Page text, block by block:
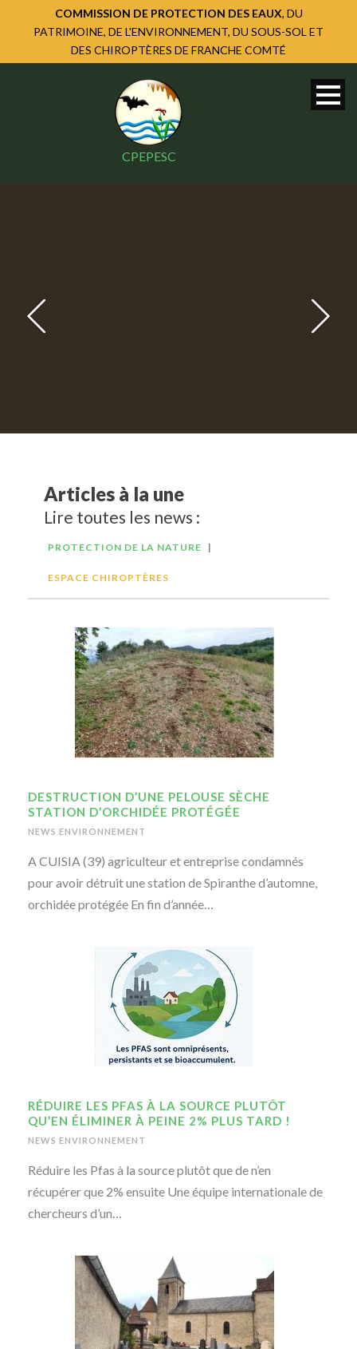
COMMISSION DE PROTECTION DES EAUX, DU
PATRIMOINE, DE L'ENVIRONNEMENT, DU SOUS-SOL ET
DES CHIROPTÈRES DE FRANCHE COMTÉ
CPEPESC
Articles à la une
Lire toutes les news :
PROTECTION DE LA NATURE |
ESPACE CHIROPTÈRES
DESTRUCTION D’UNE PELOUSE SÈCHE
STATION D’ORCHIDÉE PROTÉGÉE
NEWS ENVIRONNEMENT
A CUISIA (39) agriculteur et entreprise condamnés
pour avoir détruit une station de Spiranthe d’automne,
orchidée protégée En fin d’année…
RÉDUIRE LES PFAS À LA SOURCE PLUTÔT
QU’EN ÉLIMINER À PEINE 2% PLUS TARD !
NEWS ENVIRONNEMENT
Réduire les Pfas à la source plutôt que de n’en
récupérer que 2% ensuite Une équipe internationale de
chercheurs d’un…